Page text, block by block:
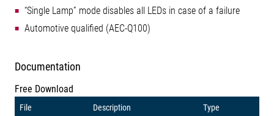
“Single Lamp” mode disables all LEDs in case of a failure
Automotive qualified (AEC-Q100)
Documentation
Free Download
File Description Type